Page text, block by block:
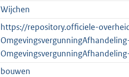
2
K
b
:
2
K
b
Wijchen
https://repository.officiele-
bouwen